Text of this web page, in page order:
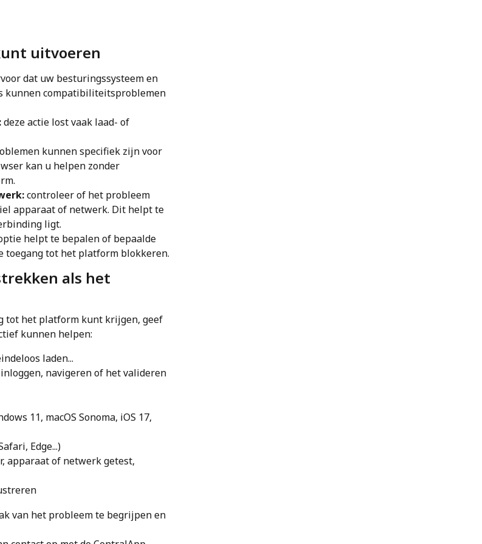
uitvoeren
dat uw besturingssysteem en
kunnen compatibiliteitsproblemen
deze actie lost vaak laad- of
kunnen specifiek zijn voor
kan u helpen zonder
controleer of het probleem
apparaat of netwerk. Dit helpt te
ligt.
helpt te bepalen of bepaalde
toegang tot het platform blokkeren.
als het
tot het platform kunt krijgen, geef
kunnen helpen:
laden...
navigeren of het valideren
11, macOS Sonoma, iOS 17,
Edge...)
apparaat of netwerk getest,
van het probleem te begrijpen en